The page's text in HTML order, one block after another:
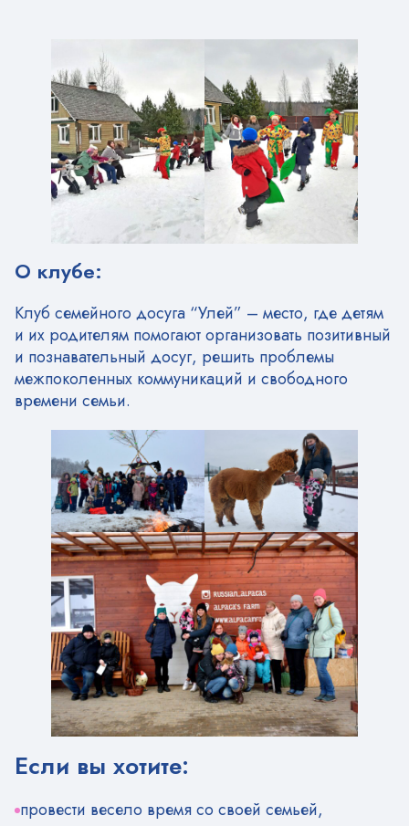
О клубе:
Клуб семейного досуга “Улей” – место, где детям
и их родителям помогают организовать позитивный
и познавательный досуг, решить проблемы
межпоколенных коммуникаций и свободного
времени семьи.
Если вы хотите:
провести весело время со своей семьей,